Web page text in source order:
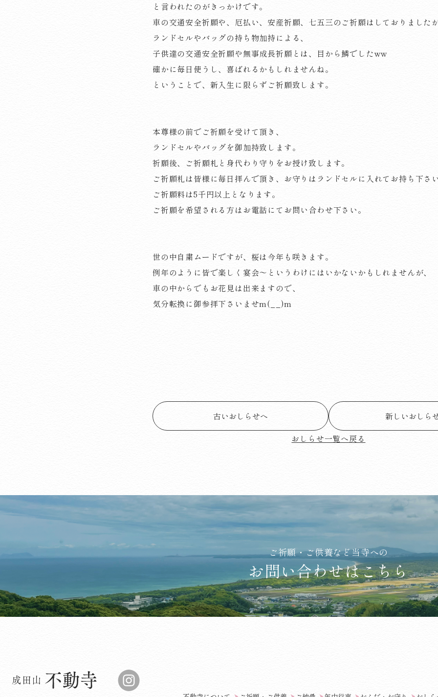
と言われたのがきっかけです。
車の交通安全祈願や、厄払い、安産祈願、七五三のご祈願はしておりました
ランドセルやバッグの持ち物加持による、
子供達の交通安全祈願や無事成長祈願とは、目から鱗でしたww
確かに毎日使うし、喜ばれるかもしれませんね。
ということで、新入生に限らずご祈願致します。
本尊様の前でご祈願を受けて頂き、
ランドセルやバッグを御加持致します。
祈願後、ご祈願札と身代わり守りをお授け致します。
ご祈願札は皆様に毎日拝んで頂き、お守りはランドセルに入れてお持ち下さ
ご祈願料は5千円以上となります。
ご祈願を希望される方はお電話にてお問い合わせ下さい。
世の中自粛ムードですが、桜は今年も咲きます。
例年のように皆で楽しく宴会～というわけにはいかないかもしれませんが、
車の中からでもお花見は出来ますので、
気分転換に御参拝下さいませm(__)m
古いおしらせへ
新しいおしら
おしらせ一覧へ戻る
ご祈願・ご供養など当寺への
お問い合わせはこちら
成田山 不動寺
成田山 不動寺 公式Instagram